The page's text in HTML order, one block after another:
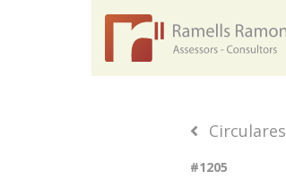
Circulares
#1205